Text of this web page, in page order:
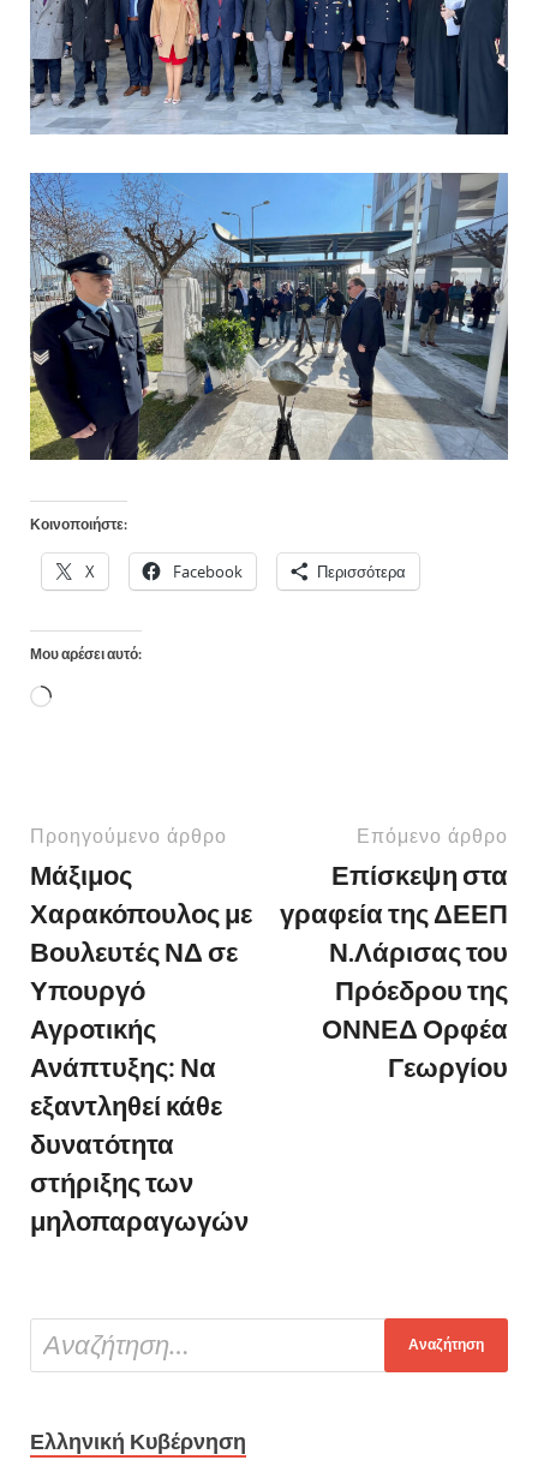
Κοινοποιήστε:
X Facebook Περισσότερα
Μου αρέσει αυτό:
Προηγούμενο άρθρο
Μάξιμος
Χαρακόπουλος με
Βουλευτές ΝΔ σε
Υπουργό
Αγροτικής
Ανάπτυξης: Να
εξαντληθεί κάθε
δυνατότητα
στήριξης των
μηλοπαραγωγών
Επόμενο άρθρο
Επίσκεψη στα
γραφεία της ΔΕΕΠ
Ν.Λάρισας του
Πρόεδρου της
ΟΝΝΕΔ Ορφέα
Γεωργίου
Ελληνική Κυβέρνηση